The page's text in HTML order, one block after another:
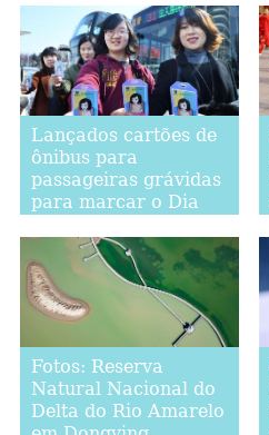
Lançados cartões de
ônibus para
passageiras grávidas
para marcar o Dia
Mulher em Shandong
Fotos: Reserva
Natural Nacional do
Delta do Rio Amarelo